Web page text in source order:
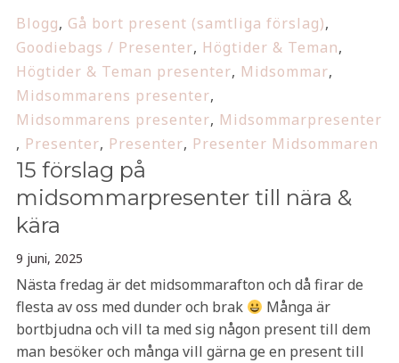
Blogg, Gå bort present (samtliga förslag),
Goodiebags / Presenter, Högtider & Teman,
Högtider & Teman presenter, Midsommar,
Midsommarens presenter,
Midsommarens presenter, Midsommarpresenter
, Presenter, Presenter, Presenter Midsommaren
15 förslag på
midsommarpresenter till nära &
kära
9 juni, 2025
Nästa fredag är det midsommarafton och då firar de
flesta av oss med dunder och brak
Många är
bortbjudna och vill ta med sig någon present till dem
man besöker och många vill gärna ge en present till